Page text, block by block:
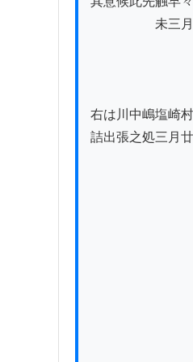
未三月廿五
高
塩崎村
中仙道
右は川中嶋塩崎
詰出張之処三月